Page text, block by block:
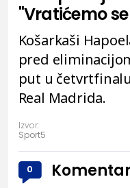
"Vratićemo
Košarkaši
pred
put u
Real Madrida.
Izvor:
Sport5
0